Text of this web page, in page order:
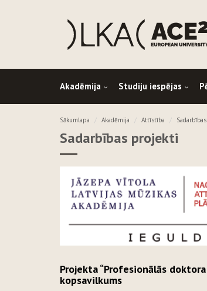
Akadēmija Studiju iespējas
Sākumlapa Akadēmija Attīstība
Sadarbības projekti
Projekta “Profesionālās
kopsavilkums